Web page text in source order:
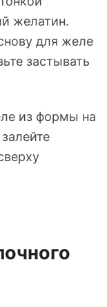
желатин.
для желе
застывать
из формы на